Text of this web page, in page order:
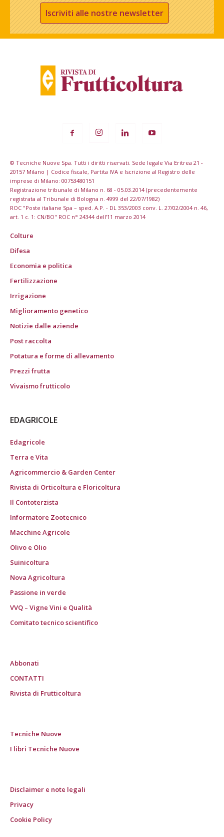
Iscriviti alle nostre newsletter
© Tecniche Nuove Spa. Tutti i diritti riservati. Sede legale Via Eritrea 21 -
20157 Milano | Codice fiscale, Partita IVA e Iscrizione al Registro delle
imprese di Milano: 00753480151
Registrazione tribunale di Milano n. 68 - 05.03.2014 (precedentemente
registrata al Tribunale di Bologna n. 4999 del 22/07/1982)
ROC "Poste italiane Spa – sped. A.P. - DL 353/2003 conv. L. 27/02/2004 n. 46,
art. 1 c. 1: CN/BO" ROC n° 24344 dell’11 marzo 2014
Colture
Difesa
Economia e politica
Fertilizzazione
Irrigazione
Miglioramento genetico
Notizie dalle aziende
Post raccolta
Potatura e forme di allevamento
Prezzi frutta
Vivaismo frutticolo
EDAGRICOLE
Edagricole
Terra e Vita
Agricommercio & Garden Center
Rivista di Orticoltura e Floricoltura
Il Contoterzista
Informatore Zootecnico
Macchine Agricole
Olivo e Olio
Suinicoltura
Nova Agricoltura
Passione in verde
VVQ – Vigne Vini e Qualità
Comitato tecnico scientifico
Abbonati
CONTATTI
Rivista di Frutticoltura
Tecniche Nuove
I libri Tecniche Nuove
Disclaimer e note legali
Privacy
Cookie Policy